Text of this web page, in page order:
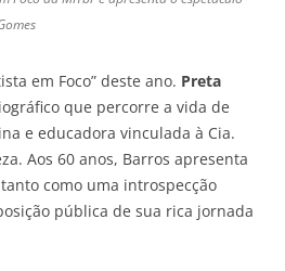
em Foco” deste ano. Preta
que percorre a vida de
e educadora vinculada à Cia.
Aos 60 anos, Barros apresenta
como uma introspecção
pública de sua rica jornada